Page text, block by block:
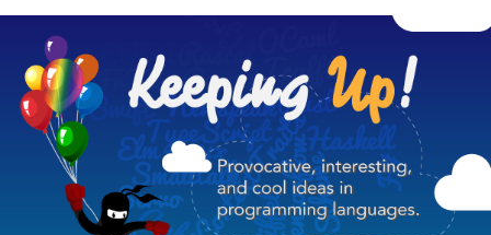
Intercambios académicos
Práctica académica
Ofertas
Práctica social
Proyecto de grado
Maestría en Ingeniería de Sistemas y Computación (MISIS)
Maestría en Ingeniería de Software (MISO)
Escuela Internacional de Verano
Laboratorios de Seguridad de la Información
Sala de Video Juegos
Protocolo de bioseguridad